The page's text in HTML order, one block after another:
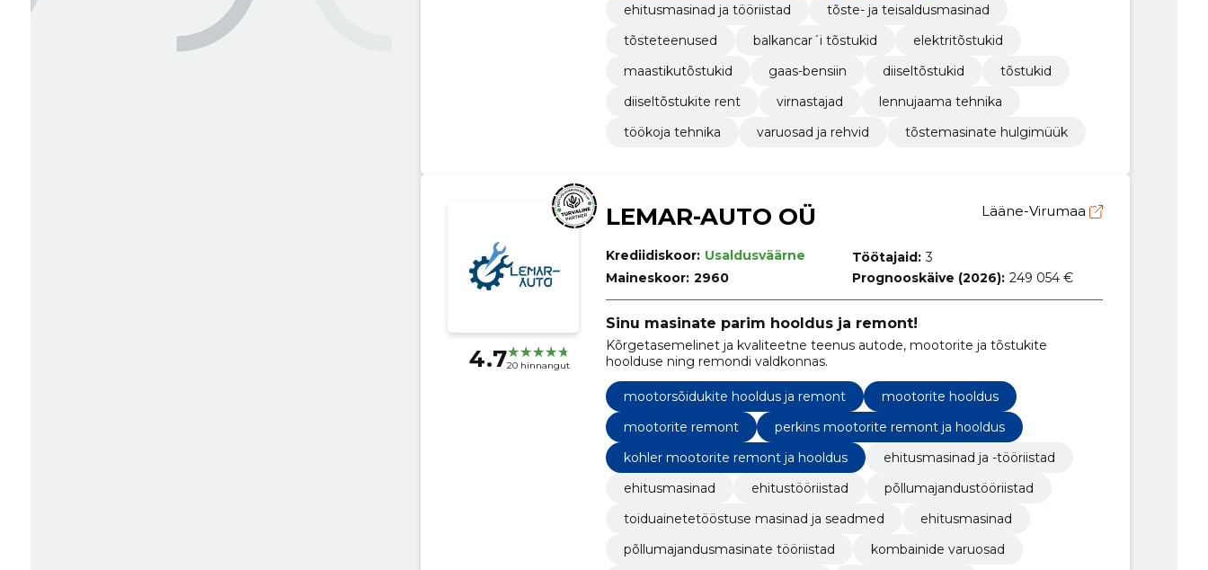
ehitusmasinad ja tööriistad
tõste- ja teisaldusmasinad
tõsteteenused
balkancar´i tõstukid
elektritõstukid
maastikutõstukid
gaas-bensiin diiseltõstukid
tõstukid
diiseltõstukite rent
virnastajad
lennujaama tehnika
töökoja tehnika
varuosad ja rehvid tõstemasinate hulgimüük
4.720 hinnangut
LEMAR-AUTO OÜ Lääne-Virumaa
Krediidiskoor: Usaldusväärne
Maineskoor: 2960
Töötajaid: 3
Prognooskäive (2026): 249 054 €
Sinu masinate parim hooldus ja remont!
Kõrgetasemelinet ja kvaliteetne teenus autode, mootorite ja tõstukite
hoolduse ning remondi valdkonnas.
mootorsõidukite hooldus ja remont
mootorite hooldus
mootorite remont
perkins mootorite remont ja hooldus
kohler mootorite remont ja hooldus
ehitusmasinad ja -tööriistad
ehitusmasinad
ehitustööriistad
põllumajandustööriistad
toiduainetetööstuse masinad ja seadmed
ehitusmasinad
põllumajandusmasinate tööriistad
kombainide varuosad